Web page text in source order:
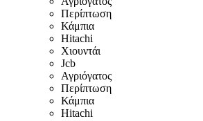
Περίπτωση
Κάμπια
Hitachi
Χιουντάι
Jcb
Αγριόγατος
Περίπτωση
Κάμπια
Hitachi